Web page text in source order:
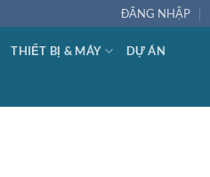
ĐĂNG NHẬP
THIẾT BỊ & MÁY DỰ ÁN